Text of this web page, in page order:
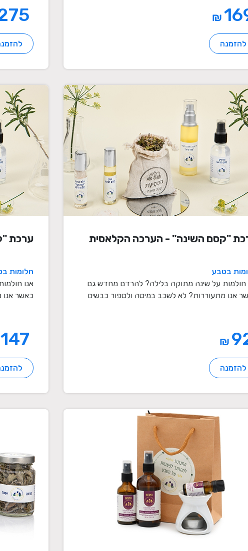
₪
להזמנה
"קסם השינה" - הערכה הקלאסית
בטבע
חולמות על שינה מתוקה בלילה? להרדם מחדש גם
אנו מתעוררות? לא לשכב במיטה ולספור כבשים
₪
להזמנה
ערכת
חלומות
אנו
כאשר אנו